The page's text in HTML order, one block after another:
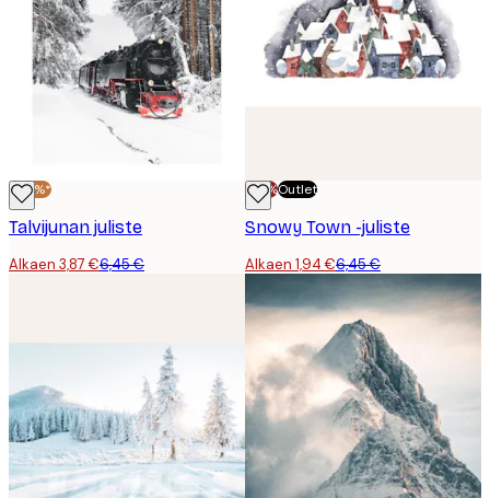
-40%*
Talvijunan juliste
Alkaen 3,87 €6,45 €
-70%Outlet
Snowy Town -juliste
Alkaen 1,94 €6,45 €